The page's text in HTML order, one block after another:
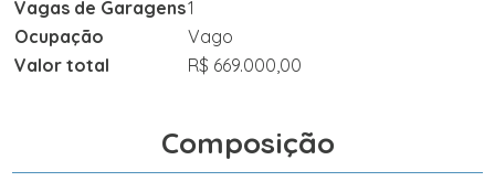
Vagas de Garagens1
Ocupação
Vago
Valor total
R$ 669.000,00
Composição